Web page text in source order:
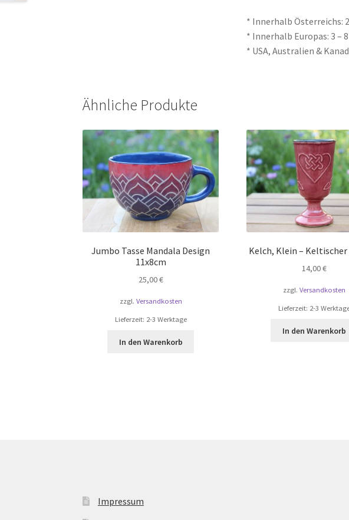
* Innerhalb Österreichs:
* Innerhalb Europas: 3 –
* USA, Australien &
Ähnliche Produkte
Jumbo Tasse Mandala Design
11x8cm
25,00€
zzgl. Versandkosten
Lieferzeit: 2-3 Werktage
In den Warenkorb
Kelch, Klein –
14,00€
zzgl.Versandkosten
Lieferzeit: 2-3
In den Warenkorb
Impressum